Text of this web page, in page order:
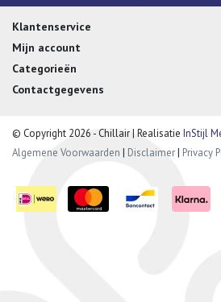
Klantenservice
Mijn account
Categorieën
Contactgegevens
© Copyright 2026 - Chillair | Realisatie InStijl
Algemene Voorwaarden | Disclaimer| Privacy